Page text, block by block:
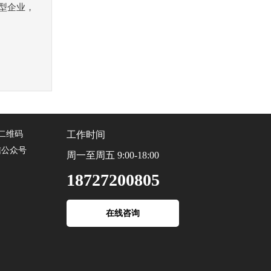
企业，
众号
工作时间
周一至周五 9:00-18:00
18727200805
在线咨询